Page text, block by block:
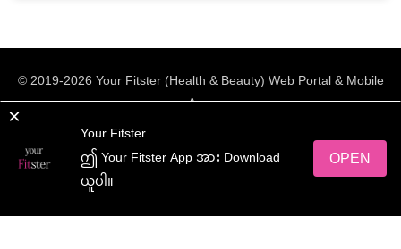
×
Your Fitster
ဤ Your Fitster App အား Download
ယူပါ။
OPEN
© 2019-2026 Your Fitster (Health & Beauty) Web Portal & Mobile
App.
Web DesignbyNetScriper